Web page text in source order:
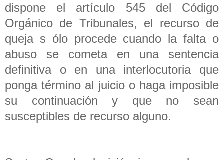
dispone el artículo 545 del Código
Orgánico de Tribunales, el recurso de
queja s ólo procede cuando la falta o
abuso se cometa en una sentencia
definitiva o en una interlocutoria que
ponga término al juicio o haga imposible
su continuación y que no sean
susceptibles de recurso alguno.